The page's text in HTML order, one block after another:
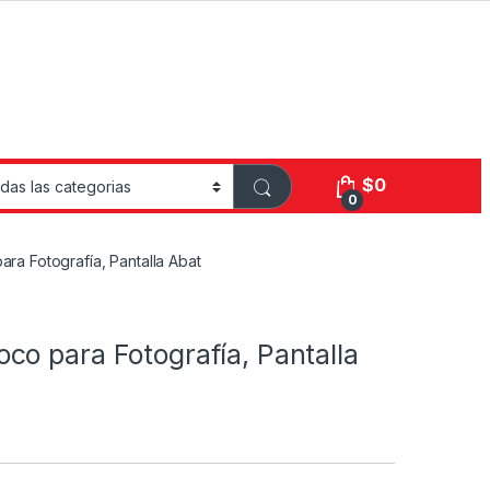
0
$0
Fotografía, Pantalla Abat
para Fotografía, Pantalla